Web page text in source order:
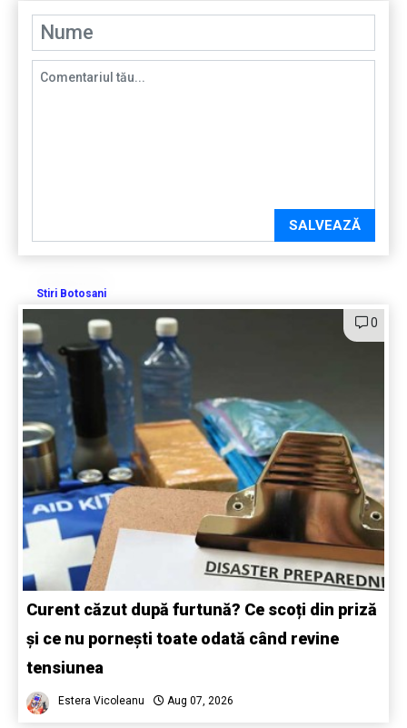
SALVEAZĂ
Stiri Botosani
0
Curent căzut după furtună? Ce scoți din priză
și ce nu pornești toate odată când revine
tensiunea
Estera Vicoleanu Aug 07, 2026